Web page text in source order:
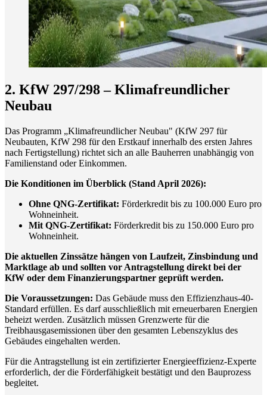
2. KfW 297/298 – Klimafreundlicher
Neubau
Das Programm „Klimafreundlicher Neubau" (KfW 297 für
Neubauten, KfW 298 für den Erstkauf innerhalb des ersten Jahres
nach Fertigstellung) richtet sich an alle Bauherren unabhängig von
Familienstand oder Einkommen.
Die Konditionen im Überblick (Stand April 2026):
Ohne QNG-Zertifikat: Förderkredit bis zu 100.000 Euro pro
Wohneinheit.
Mit QNG-Zertifikat: Förderkredit bis zu 150.000 Euro pro
Wohneinheit.
Die aktuellen Zinssätze hängen von Laufzeit, Zinsbindung und
Marktlage ab und sollten vor Antragstellung direkt bei der
KfW oder dem Finanzierungspartner geprüft werden.
Die Voraussetzungen: Das Gebäude muss den Effizienzhaus-40-
Standard erfüllen. Es darf ausschließlich mit erneuerbaren Energien
beheizt werden. Zusätzlich müssen Grenzwerte für die
Treibhausgasemissionen über den gesamten Lebenszyklus des
Gebäudes eingehalten werden.
Für die Antragstellung ist ein zertifizierter Energieeffizienz-Experte
erforderlich, der die Förderfähigkeit bestätigt und den Bauprozess
begleitet.